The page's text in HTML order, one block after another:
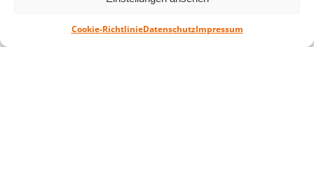
Cookie-RichtlinieDatenschutzImpressum
Nahverkehr: Straßenbahn Linien 3, 4, 7, 8, 15